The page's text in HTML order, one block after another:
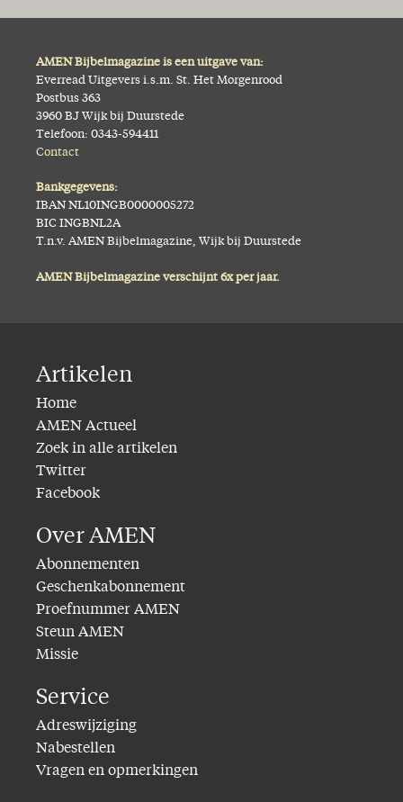
AMEN Bijbelmagazine is een uitgave van:
Everread Uitgevers i.s.m. St. Het Morgenrood
Postbus 363
3960 BJ Wijk bij Duurstede
Telefoon: 0343-594411
Contact
Bankgegevens:
IBAN NL10INGB0000005272
BIC INGBNL2A
T.n.v. AMEN Bijbelmagazine, Wijk bij Duurstede
AMEN Bijbelmagazine verschijnt 6x per jaar.
Artikelen
Home
AMEN Actueel
Zoek in alle artikelen
Twitter
Facebook
Over AMEN
Abonnementen
Geschenkabonnement
Proefnummer AMEN
Steun AMEN
Missie
Service
Adreswijziging
Nabestellen
Vragen en opmerkingen